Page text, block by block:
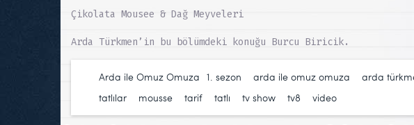
Çikolata Mousee & Dağ Meyveleri
Arda Türkmen’in bu bölümdeki konuğu Burcu Biricik.
Arda ile Omuz Omuza 1. sezon arda ile omuz omuza arda
tatlılar
mousse tarif tatlı tv show tv8 video